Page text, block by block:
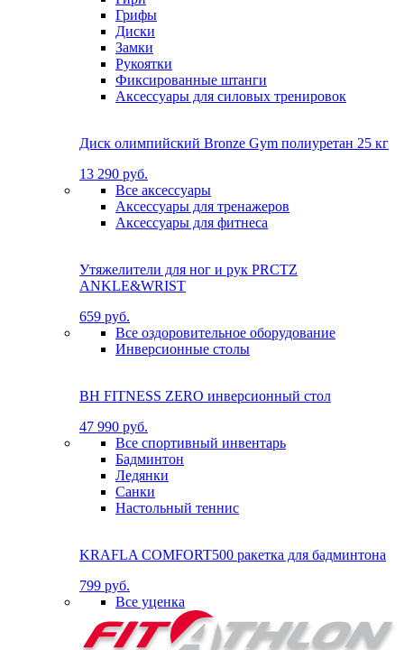
Грифы
Диски
Замки
Рукоятки
Фиксированные штанги
Аксессуары для силовых тренировок
Диск олимпийский Bronze Gym полиуретан 25 кг
13 290 руб.
Все аксессуары
Аксессуары для тренажеров
Аксессуары для фитнеса
Утяжелители для ног и рук PRCTZ
ANKLE&WRIST
659 руб.
Все оздоровительное оборудование
Инверсионные столы
BH FITNESS ZERO инверсионный стол
47 990 руб.
Все спортивный инвентарь
Бадминтон
Ледянки
Санки
Настольный теннис
KRAFLA COMFORT500 ракетка для бадминтона
799 руб.
Все уценка